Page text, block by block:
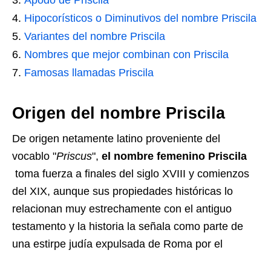
Hipocorísticos o Diminutivos del nombre Priscila
Variantes del nombre Priscila
Nombres que mejor combinan con Priscila
Famosas llamadas Priscila
Origen del nombre Priscila
De origen netamente latino proveniente del
vocablo "Priscus", el nombre femenino Priscila
toma fuerza a finales del siglo XVIII y comienzos
del XIX, aunque sus propiedades históricas lo
relacionan muy estrechamente con el antiguo
testamento y la historia la señala como parte de
una estirpe judía expulsada de Roma por el